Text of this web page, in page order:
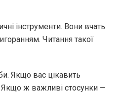
інструменти. Вони вчать
Читання такої
Якщо вас цікавить
Якщо ж важливі стосунки —